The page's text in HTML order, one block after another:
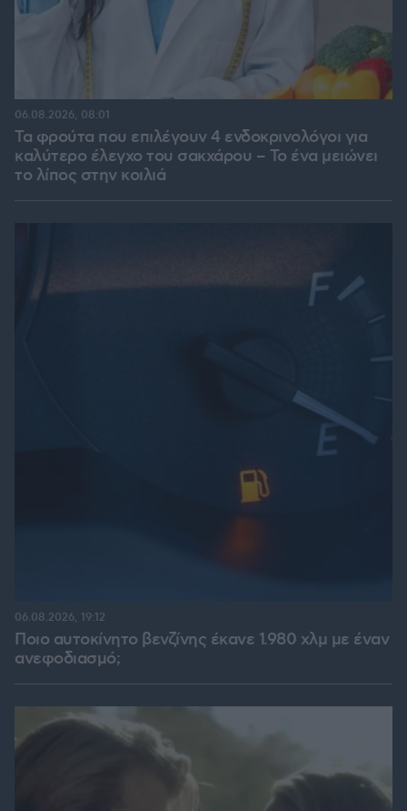
Τα φρούτα που επιλέγουν 4 ενδοκρινολόγοι για
καλύτερο έλεγχο του σακχάρου – Το ένα μειώνει
το λίπος στην κοιλιά
06.08.2026, 08:01
Ποιο αυτοκίνητο βενζίνης έκανε 1.980 χλμ με έναν
ανεφοδιασμό;
06.08.2026, 19:12